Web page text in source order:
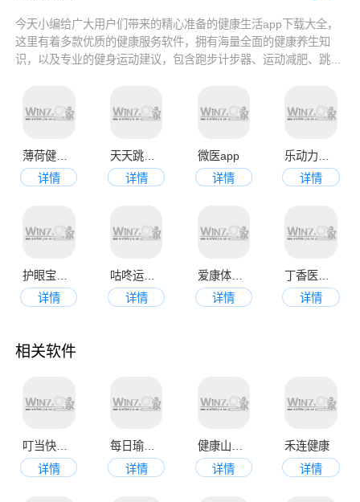
今天小编给广大用户们带来的精心准备的健康生活app下载大全，
这里有着多款优质的健康服务软件，拥有海量全面的健康养生知
识，以及专业的健身运动建议，包含跑步计步器、运动减肥、跳绳
薄荷健康app官方版
详情
天天跳绳app官网最新版本
详情
微医app
详情
详情
详情
咕咚运动计步器app
详情
爱康体检宝app
详情
详情
相关软件
叮当快药app
详情
每日瑜伽最新版
详情
健康山西app
详情
禾连健康
详情